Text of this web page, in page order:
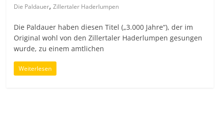
Die Paldauer,Zillertaler Haderlumpen
Die Paldauer haben diesen Titel („3.000 Jahre“), der im
Original wohl von den Zillertaler Haderlumpen gesungen
wurde, zu einem amtlichen
Weiterlesen